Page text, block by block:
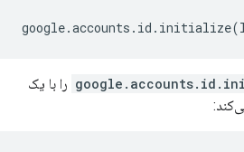
google.accounts . id . initialize(
را با یک